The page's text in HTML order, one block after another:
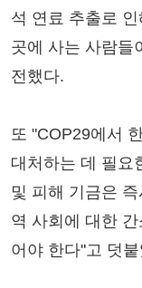
석 연료 추출로
곳에 사는 사람들
전했다.
또 "COP29에서
대처하는 데 필요
및 피해 기금은
역 사회에 대한
어야 한다"고 덧